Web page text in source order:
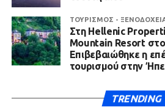
ΤΟΥΡΙΣΜΟΣ -
Στη Hellenic
Mountain Resort στο
Επιβεβαιώθηκε η
τουρισμού στην
TRENDING